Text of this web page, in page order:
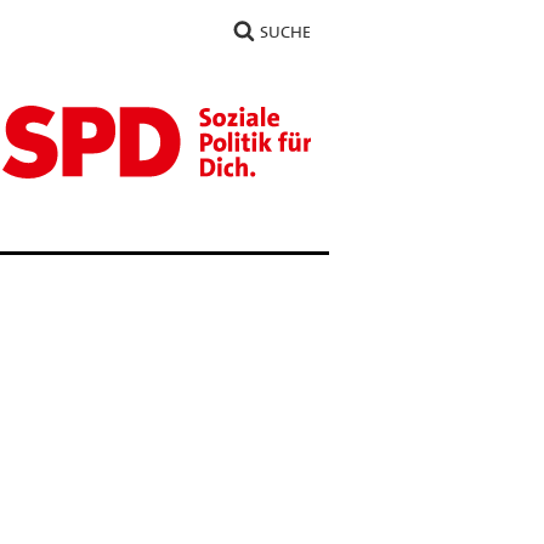
SUCHE